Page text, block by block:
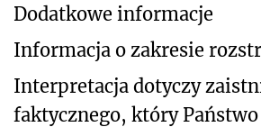
Dodatkowe informacje
Informacja o zakresie
Interpretacja dotyczy
faktycznego, który Państwo